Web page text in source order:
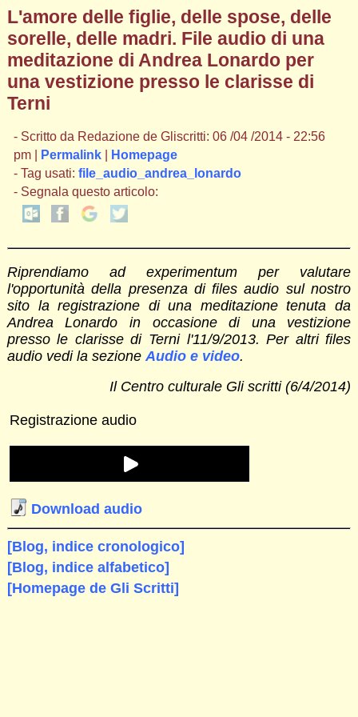
L'amore delle figlie, delle spose, delle
sorelle, delle madri. File audio di una
meditazione di Andrea Lonardo per
una vestizione presso le clarisse di
Terni
- Scritto da Redazione de Gliscritti: 06 /04 /2014 - 22:56
pm |
Permalink|
Homepage
- Tag usati: file_audio_andrea_lonardo
- Segnala questo articolo:
Riprendiamo ad experimentum per valutare
l'opportunità della presenza di files audio sul nostro
sito la registrazione di una meditazione tenuta da
Andrea Lonardo in occasione di una vestizione
presso le clarisse di Terni l'11/9/2013. Per altri files
audio vedi la sezione Audio e video.
Il Centro culturale Gli scritti (6/4/2014)
Registrazione audio
Download audio
[Blog, indice cronologico]
[Blog, indice alfabetico]
[Homepage de Gli Scritti]